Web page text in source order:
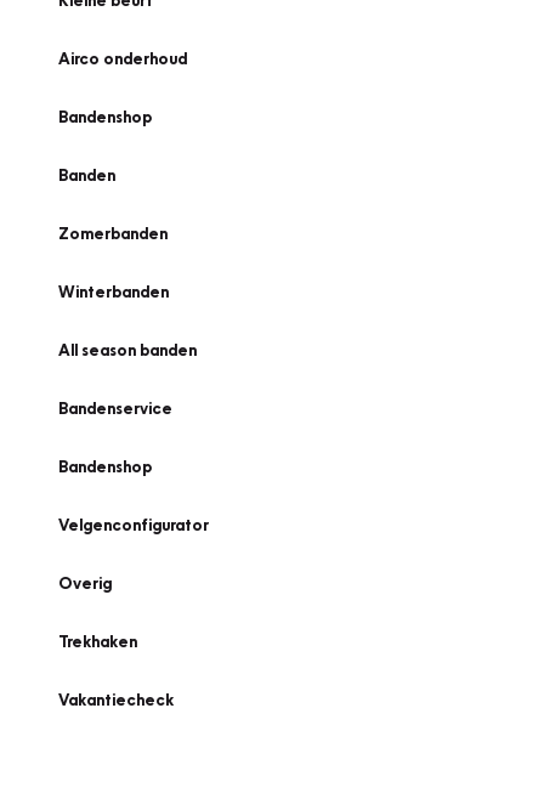
Airco onderhoud
Bandenshop
Banden
Zomerbanden
Winterbanden
All season banden
Bandenservice
Bandenshop
Velgenconfigurator
Overig
Trekhaken
Vakantiecheck